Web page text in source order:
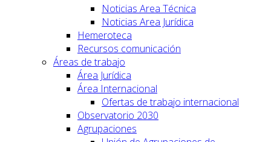
Noticias Area Técnica
Noticias Area Jurídica
Hemeroteca
Recursos comunicación
Áreas de trabajo
Área Jurídica
Área Internacional
Ofertas de trabajo internacional
Observatorio 2030
Agrupaciones